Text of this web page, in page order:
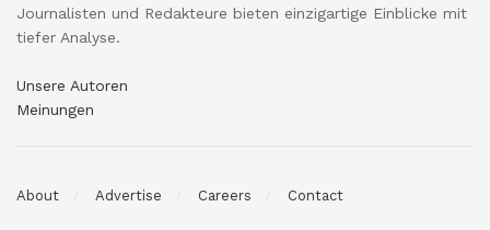
Journalisten und Redakteure bieten einzigartige Einblicke mit
tiefer Analyse.
Unsere Autoren
Meinungen
About Advertise Careers Contact